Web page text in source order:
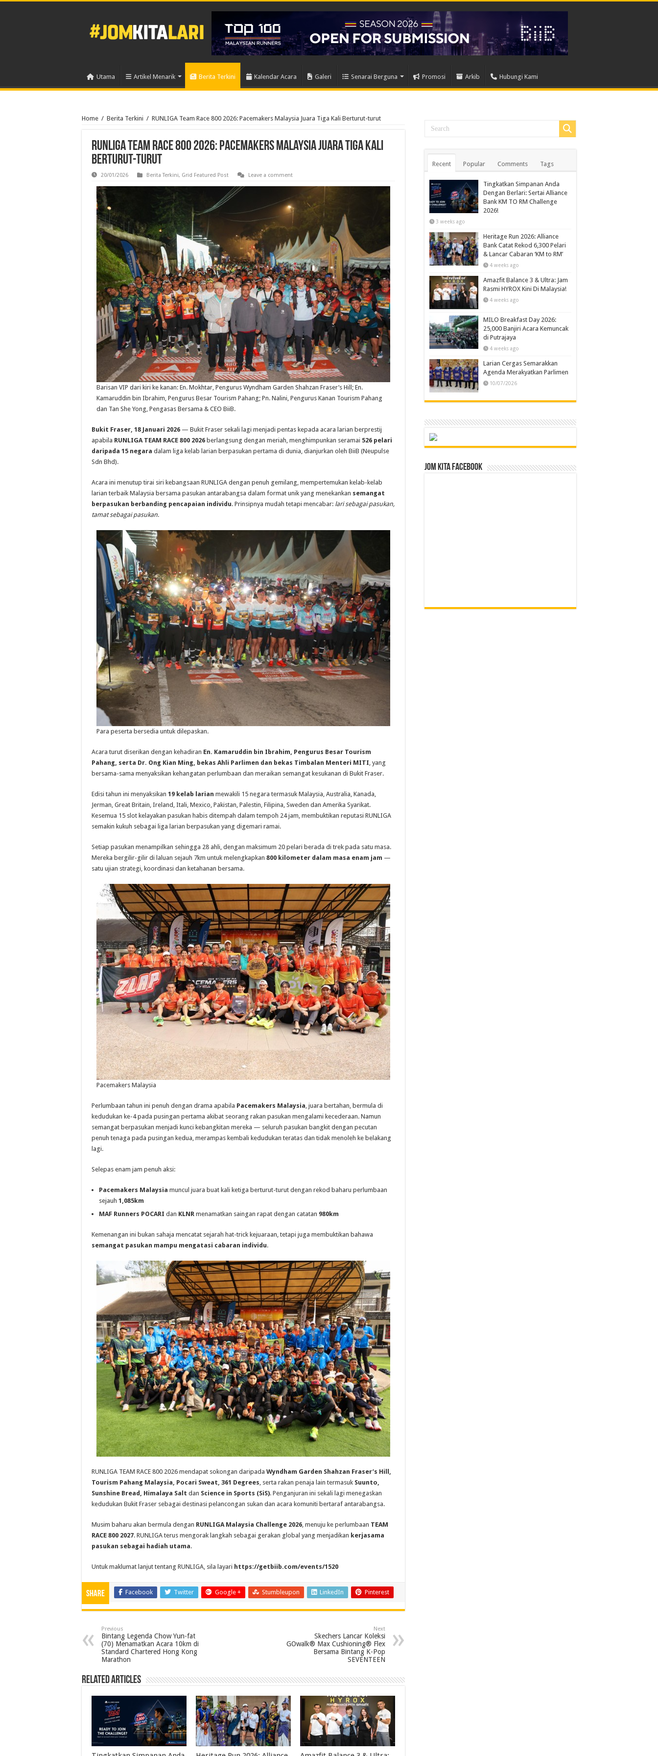
Utama Artikel Menarik Berita Terkini Kalendar Acara Galeri Senarai Berguna Promosi Arkib Hubungi Kami
Home / Berita Terkini / RUNLIGA Team Race 800 2026: Pacemakers Malaysia Juara Tiga Kali Berturut-turut
RUNLIGA Team Race 800 2026: Pacemakers Malaysia Juara Tiga Kali
Berturut-turut
20/01/2026 Berita Terkini, Grid Featured Post Leave a comment
Barisan VIP dari kiri ke kanan: En. Mokhtar, Pengurus Wyndham Garden Shahzan Fraser’s Hill; En.
Kamaruddin bin Ibrahim, Pengurus Besar Tourism Pahang; Pn. Nalini, Pengurus Kanan Tourism Pahang
dan Tan She Yong, Pengasas Bersama & CEO BiiB.
Bukit Fraser, 18 Januari 2026 — Bukit Fraser sekali lagi menjadi pentas kepada acara larian berprestij
apabila RUNLIGA TEAM RACE 800 2026 berlangsung dengan meriah, menghimpunkan seramai 526 pelari
daripada 15 negara dalam liga kelab larian berpasukan pertama di dunia, dianjurkan oleh BiiB (Neupulse
Sdn Bhd).
Acara ini menutup tirai siri kebangsaan RUNLIGA dengan penuh gemilang, mempertemukan kelab-kelab
larian terbaik Malaysia bersama pasukan antarabangsa dalam format unik yang menekankan semangat
berpasukan berbanding pencapaian individu. Prinsipnya mudah tetapi mencabar: lari sebagai pasukan,
tamat sebagai pasukan.
Para peserta bersedia untuk dilepaskan.
Acara turut diserikan dengan kehadiran En. Kamaruddin bin Ibrahim, Pengurus Besar Tourism
Pahang, serta Dr. Ong Kian Ming, bekas Ahli Parlimen dan bekas Timbalan Menteri MITI, yang
bersama-sama menyaksikan kehangatan perlumbaan dan meraikan semangat kesukanan di Bukit Fraser.
Edisi tahun ini menyaksikan 19 kelab larian mewakili 15 negara termasuk Malaysia, Australia, Kanada,
Jerman, Great Britain, Ireland, Itali, Mexico, Pakistan, Palestin, Filipina, Sweden dan Amerika Syarikat.
Kesemua 15 slot kelayakan pasukan habis ditempah dalam tempoh 24 jam, membuktikan reputasi RUNLIGA
semakin kukuh sebagai liga larian berpasukan yang digemari ramai.
Setiap pasukan menampilkan sehingga 28 ahli, dengan maksimum 20 pelari berada di trek pada satu masa.
Mereka bergilir-gilir di laluan sejauh 7km untuk melengkapkan 800 kilometer dalam masa enam jam —
satu ujian strategi, koordinasi dan ketahanan bersama.
Pacemakers Malaysia
Perlumbaan tahun ini penuh dengan drama apabila Pacemakers Malaysia, juara bertahan, bermula di
kedudukan ke-4 pada pusingan pertama akibat seorang rakan pasukan mengalami kecederaan. Namun
semangat berpasukan menjadi kunci kebangkitan mereka — seluruh pasukan bangkit dengan pecutan
penuh tenaga pada pusingan kedua, merampas kembali kedudukan teratas dan tidak menoleh ke belakang
lagi.
Selepas enam jam penuh aksi:
Pacemakers Malaysia muncul juara buat kali ketiga berturut-turut dengan rekod baharu perlumbaan
sejauh 1,085km
MAF Runners POCARI dan KLNR menamatkan saingan rapat dengan catatan 980km
Kemenangan ini bukan sahaja mencatat sejarah hat-trick kejuaraan, tetapi juga membuktikan bahawa
semangat pasukan mampu mengatasi cabaran individu.
RUNLIGA TEAM RACE 800 2026 mendapat sokongan daripada Wyndham Garden Shahzan Fraser’s Hill,
Tourism Pahang Malaysia, Pocari Sweat, 361 Degrees, serta rakan penaja lain termasuk Suunto,
Sunshine Bread, Himalaya Salt dan Science in Sports (SiS). Penganjuran ini sekali lagi menegaskan
kedudukan Bukit Fraser sebagai destinasi pelancongan sukan dan acara komuniti bertaraf antarabangsa.
Musim baharu akan bermula dengan RUNLIGA Malaysia Challenge 2026, menuju ke perlumbaan TEAM
RACE 800 2027. RUNLIGA terus mengorak langkah sebagai gerakan global yang menjadikan kerjasama
pasukan sebagai hadiah utama.
Untuk maklumat lanjut tentang RUNLIGA, sila layari https://getbiib.com/events/1520
Share Facebook Twitter Google + Stumbleupon LinkedIn Pinterest
Previous
Bintang Legenda Chow Yun-fat
(70) Menamatkan Acara 10km di
Standard Chartered Hong Kong
Marathon
Next
Skechers Lancar Koleksi
GOwalk® Max Cushioning® Flex
Bersama Bintang K-Pop
SEVENTEEN
Related Articles
Recent Popular Comments Tags
Tingkatkan Simpanan Anda
Dengan Berlari: Sertai Alliance
Bank KM TO RM Challenge
2026!
3 weeks ago
Heritage Run 2026: Alliance
Bank Catat Rekod 6,300 Pelari
& Lancar Cabaran ‘KM to RM’
4 weeks ago
Amazfit Balance 3 & Ultra: Jam
Rasmi HYROX Kini Di Malaysia!
4 weeks ago
MILO Breakfast Day 2026:
25,000 Banjiri Acara Kemuncak
di Putrajaya
4 weeks ago
Larian Cergas Semarakkan
Agenda Merakyatkan Parlimen
10/07/2026
Jom Kita Facebook